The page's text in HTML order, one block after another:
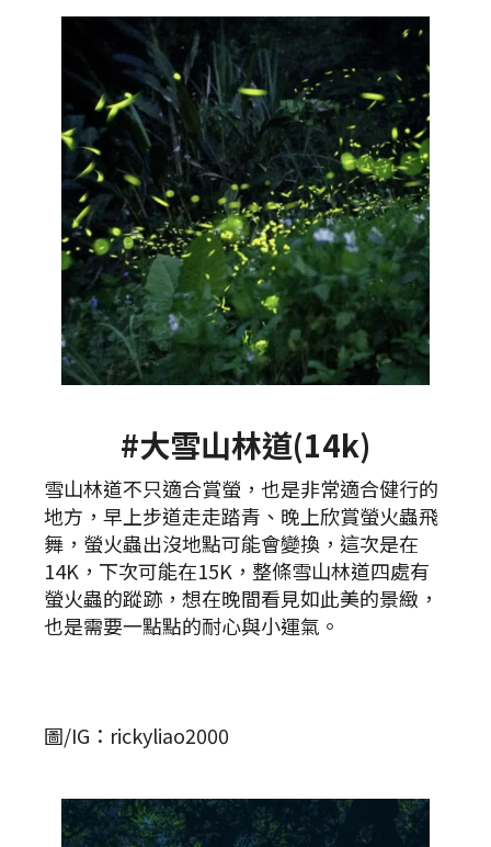
#大雪山林道(14k)
雪山林道不只適合賞螢，也是非常適合健行的
地方，早上步道走走踏青、晚上欣賞螢火蟲飛
舞，螢火蟲出沒地點可能會變換，這次是在
14K，下次可能在15K，整條雪山林道四處有
螢火蟲的蹤跡，想在晚間看見如此美的景緻，
也是需要一點點的耐心與小運氣。
圖/IG：rickyliao2000